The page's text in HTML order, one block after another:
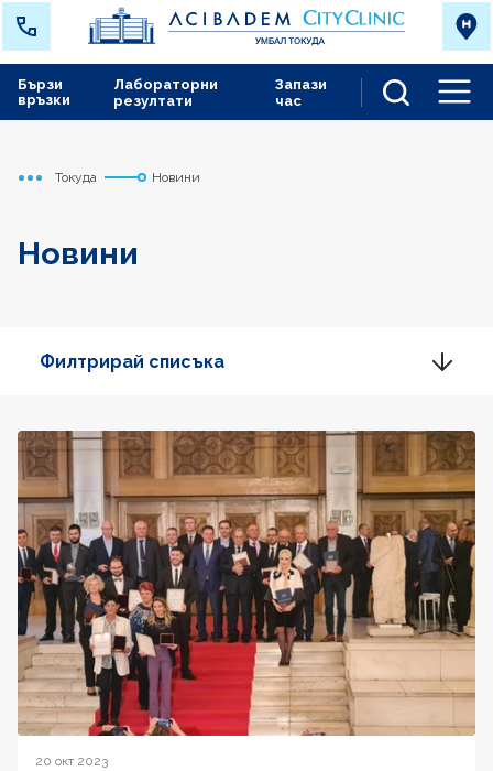
Лабораторни
резултати
Запази
час
Бързи
връзки
Начало
Токуда Новини
Новини
Филтрирай списъка
20 окт 2023